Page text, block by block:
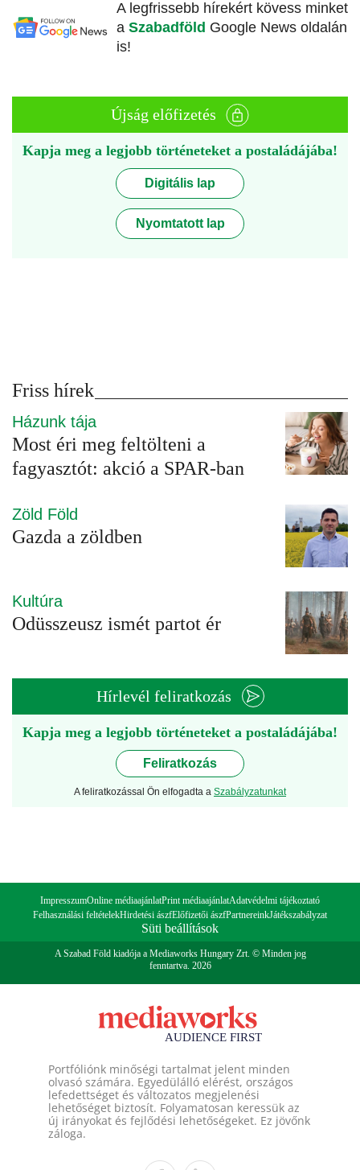
A legfrissebb hírekért kövess minket
a Szabadföld Google News oldalán
is!
Újság előfizetés
Kapja meg a legjobb történeteket a postaládájába!
Digitális lap
Nyomtatott lap
Friss hírek
Házunk tája
Most éri meg feltölteni a
fagyasztót: akció a SPAR-ban
Zöld Föld
Gazda a zöldben
Kultúra
Odüsszeusz ismét partot ér
Hírlevél feliratkozás
Kapja meg a legjobb történeteket a postaládájába!
Feliratkozás
A feliratkozással Ön elfogadta a Szabályzatunkat
ImpresszumOnline médiaajánlatPrint médiaajánlatAdatvédelmi tájékoztató
Felhasználási feltételekHirdetési ászfElőfizetői ászfPartnereinkJátékszabályzat
Süti beállítások
A Szabad Föld kiadója a Mediaworks Hungary Zrt. © Minden jog
fenntartva. 2026
Portfóliónk minőségi tartalmat jelent minden
olvasó számára. Egyedülálló elérést, országos
lefedettséget és változatos megjelenési
lehetőséget biztosít. Folyamatosan keressük az
új irányokat és fejlődési lehetőségeket. Ez jövőnk
záloga.